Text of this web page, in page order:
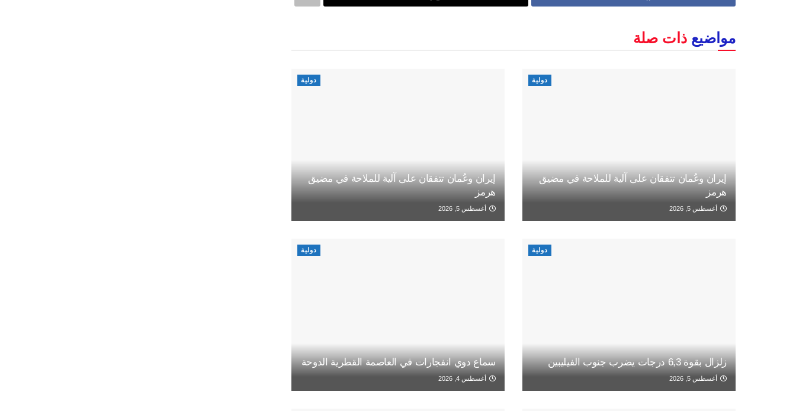
مواضيع ذات صلة
دولية
إيران وعُمان تتفقان على آلية للملاحة في مضيق
هرمز
أغسطس 5, 2026
دولية
إيران وعُمان تتفقان على آلية للملاحة في مضيق
هرمز
أغسطس 5, 2026
دولية
زلزال بقوة 6,3 درجات يضرب جنوب الفيليبين
أغسطس 5, 2026
دولية
سماع دوي انفجارات في العاصمة القطرية الدوحة
أغسطس 4, 2026